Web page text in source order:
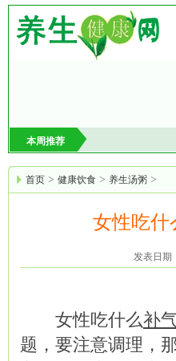
本周推荐
首页 > 健康饮食 > 养生汤粥 >
女性吃什
发表日期
女性吃什么补
题，要注意调理，